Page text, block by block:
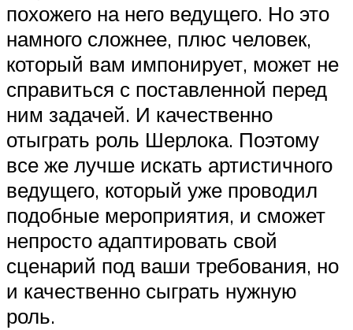
похожего на него ведущего. Но это
намного сложнее, плюс человек,
который вам импонирует, может не
справиться с поставленной перед
ним задачей. И качественно
отыграть роль Шерлока. Поэтому
все же лучше искать артистичного
ведущего, который уже проводил
подобные мероприятия, и сможет
непросто адаптировать свой
сценарий под ваши требования, но
и качественно сыграть нужную
роль.